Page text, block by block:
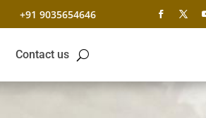
+91 9035654646
Contact us